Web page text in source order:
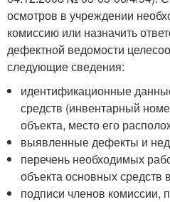
осмотров в учреждении
комиссию или назначить
дефектной ведомости
следующие сведения:
идентификационные
средств (инвентарный
объекта, место его
выявленные дефекты и
перечень необходимых
объекта основных средств
подписи членов комиссии,